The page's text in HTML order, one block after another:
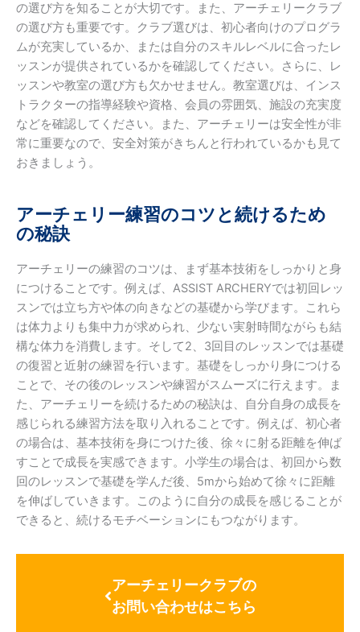
の選び方を知ることが大切です。また、アーチェリークラブ
の選び方も重要です。クラブ選びは、初心者向けのプログラ
ムが充実しているか、または自分のスキルレベルに合ったレ
ッスンが提供されているかを確認してください。さらに、レ
ッスンや教室の選び方も欠かせません。教室選びは、インス
トラクターの指導経験や資格、会員の雰囲気、施設の充実度
などを確認してください。また、アーチェリーは安全性が非
常に重要なので、安全対策がきちんと行われているかも見て
おきましょう。
アーチェリー練習のコツと続けるため
の秘訣
アーチェリーの練習のコツは、まず基本技術をしっかりと身
につけることです。例えば、ASSIST ARCHERYでは初回レッ
スンでは立ち方や体の向きなどの基礎から学びます。これら
は体力よりも集中力が求められ、少ない実射時間ながらも結
構な体力を消費します。そして2、3回目のレッスンでは基礎
の復習と近射の練習を行います。基礎をしっかり身につける
ことで、その後のレッスンや練習がスムーズに行えます。ま
た、アーチェリーを続けるための秘訣は、自分自身の成長を
感じられる練習方法を取り入れることです。例えば、初心者
の場合は、基本技術を身につけた後、徐々に射る距離を伸ば
すことで成長を実感できます。小学生の場合は、初回から数
回のレッスンで基礎を学んだ後、5mから始めて徐々に距離
を伸ばしていきます。このように自分の成長を感じることが
できると、続けるモチベーションにもつながります。
アーチェリークラブの
お問い合わせはこちら